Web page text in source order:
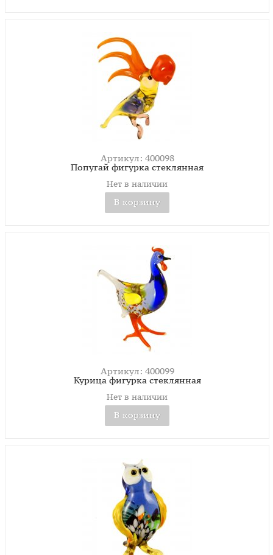
Артикул: 400098
Попугай фигурка стеклянная
Нет в наличии
В корзину
Артикул: 400099
Курица фигурка стеклянная
Нет в наличии
В корзину